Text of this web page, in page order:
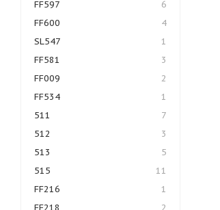
FF597
6
FF600
4
SL547
1
FF581
3
FF009
2
FF534
1
511
7
512
3
513
5
515
11
FF216
1
FF218
2